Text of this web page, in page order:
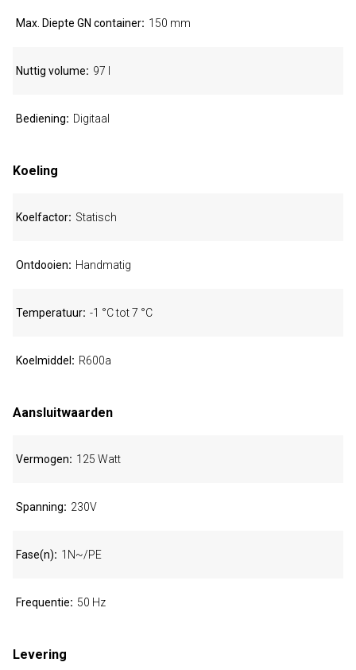
Max. Diepte GN container 150 mm
Nuttig volume 97 l
Bediening Digitaal
Koeling
Koelfactor Statisch
Ontdooien Handmatig
Temperatuur -1 °C tot 7 °C
Koelmiddel R600a
Aansluitwaarden
Vermogen 125 Watt
Spanning 230V
Fase(n) 1N~/PE
Frequentie 50 Hz
Levering